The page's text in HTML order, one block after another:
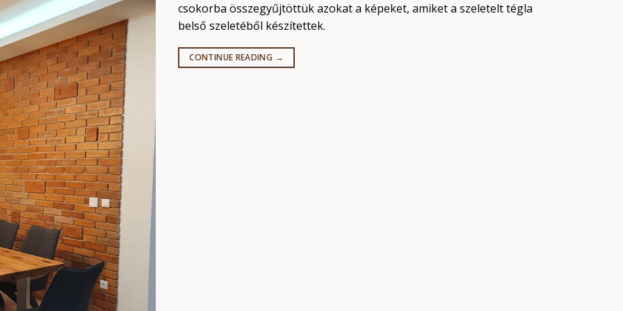
csokorba összegyűjtöttük azokat a képeket, amiket a szeletelt tégla
belső szeletéből készítettek.
CONTINUE READING →